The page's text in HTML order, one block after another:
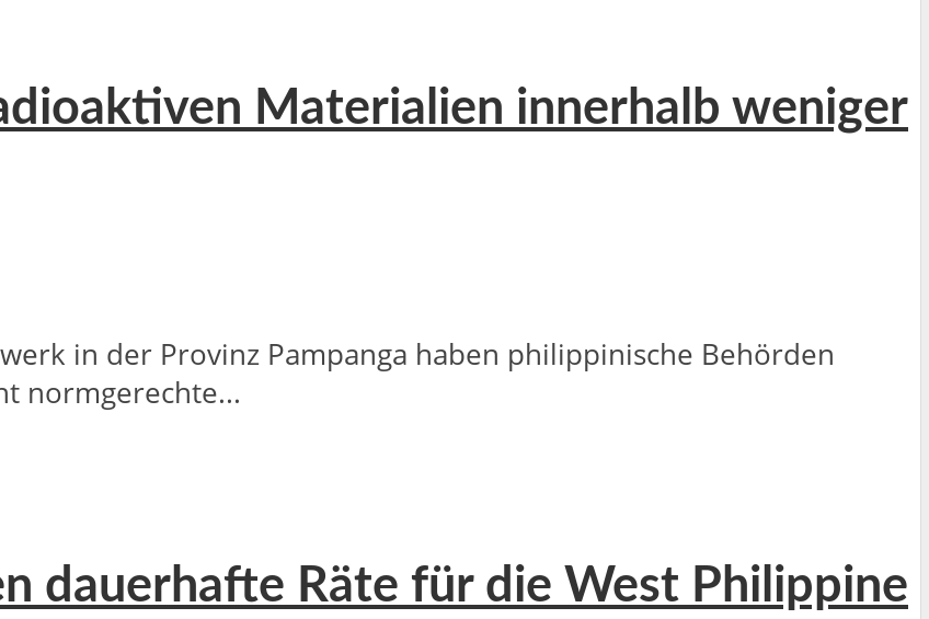
Materialien innerhalb weniger
in der Provinz Pampanga haben philippinische Behörden
normgerechte...
dauerhafte Räte für die West Philippine